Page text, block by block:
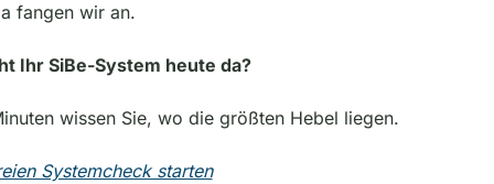
fangen wir an.
Ihr SiBe-System heute da?
wissen Sie, wo die größten Hebel liegen.
Systemcheck starten